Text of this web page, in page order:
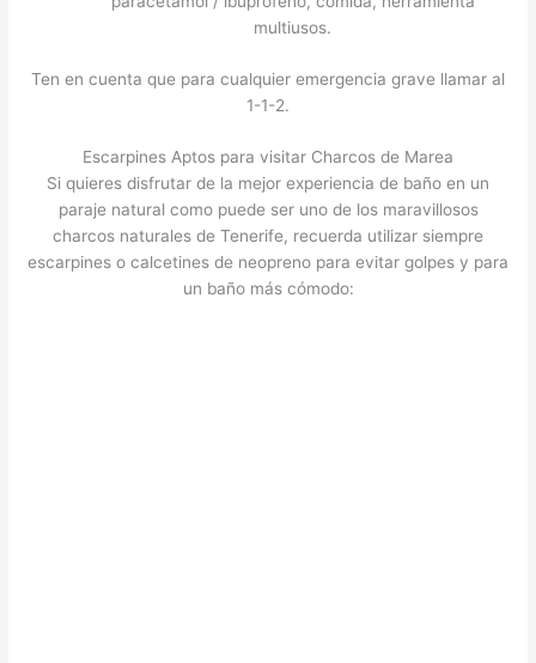
multiusos.
Ten en cuenta que para cualquier emergencia grave llamar al
1-1-2.
Escarpines Aptos para visitar Charcos de Marea
Si quieres disfrutar de la mejor experiencia de baño en un
paraje natural como puede ser uno de los maravillosos
charcos naturales de Tenerife, recuerda utilizar siempre
escarpines o calcetines de neopreno para evitar golpes y para
un baño más cómodo: